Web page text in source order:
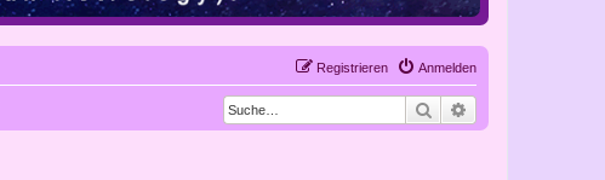
Anmelden
Registrieren
Suche